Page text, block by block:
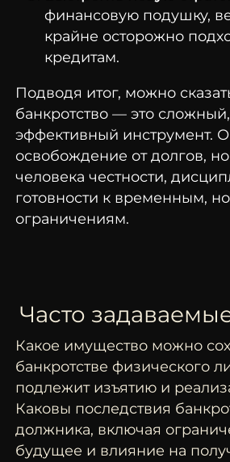
финансовую подушку,
крайне осторожно
кредитам.
Подводя итог, можно
банкротство — это
эффективный инструмент.
освобождение от долгов, но
человека честности,
готовности к временным,
ограничениям.
Часто
Какое имущество можно
банкротстве физического
подлежит изъятию и
Каковы последствия
должника, включая
будущее и влияние на